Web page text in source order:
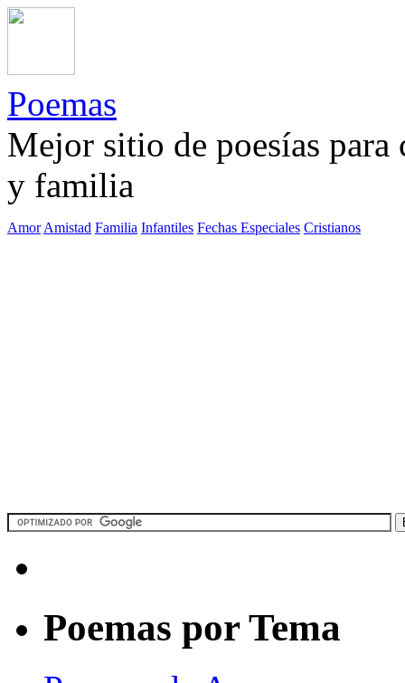
Poemas
Mejor sitio de poesías
y familia
Amor Amistad Familia Infantiles Fechas Especiales Cristianos
Poemas por Tema